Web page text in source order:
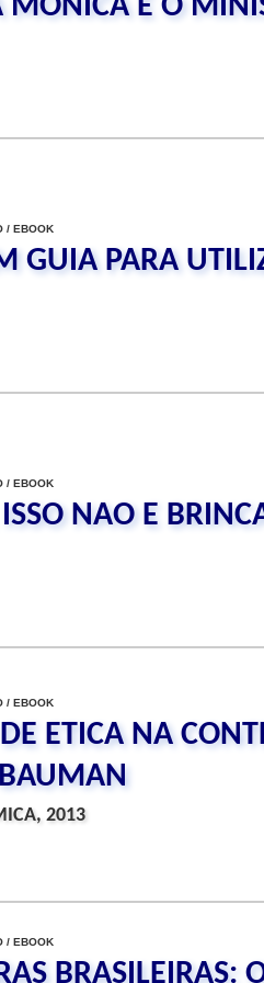
MONICA E O
/ EBOOK
GUIA PARA
/ EBOOK
NAO E
/ EBOOK
ETICA NA
2013
/ EBOOK
BRASILEIRAS: